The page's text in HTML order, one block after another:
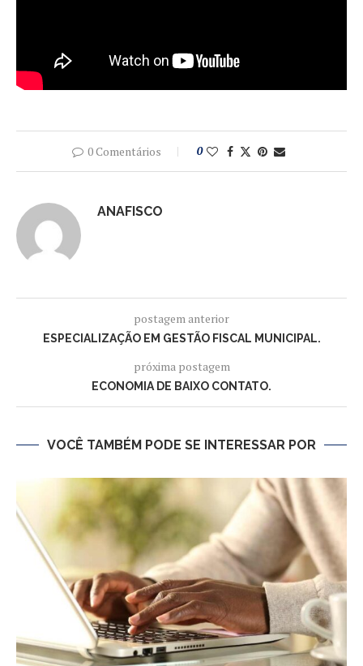
0 Comentários 0
ANAFISCO
postagem anterior
ESPECIALIZAÇÃO EM GESTÃO FISCAL MUNICIPAL.
próxima postagem
ECONOMIA DE BAIXO CONTATO.
VOCÊ TAMBÉM PODE SE INTERESSAR POR